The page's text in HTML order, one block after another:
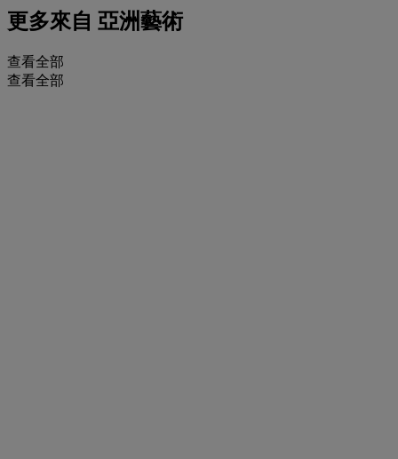
更多來自 亞洲藝術
查看全部
查看全部